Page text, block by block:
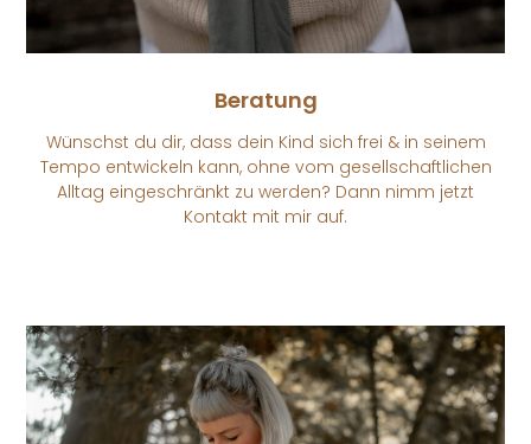
Beratung
Wünschst du dir, dass dein Kind sich frei & in seinem
Tempo entwickeln kann, ohne vom gesellschaftlichen
Alltag eingeschränkt zu werden? Dann nimm jetzt
Kontakt mit mir auf.